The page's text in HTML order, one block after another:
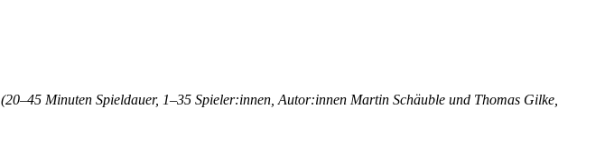
(20–45 Minuten Spieldauer, 1–35 Spieler:innen, Autor:innen Martin Schäuble und Thomas Gilke,